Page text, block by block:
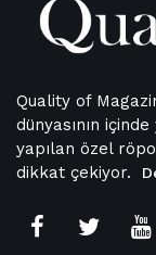
Quality of
dünyasının
yapılan özel
dikkat çekiyor.